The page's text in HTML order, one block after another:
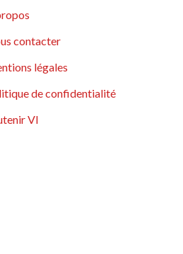
contacter
légales
de confidentialité
VI